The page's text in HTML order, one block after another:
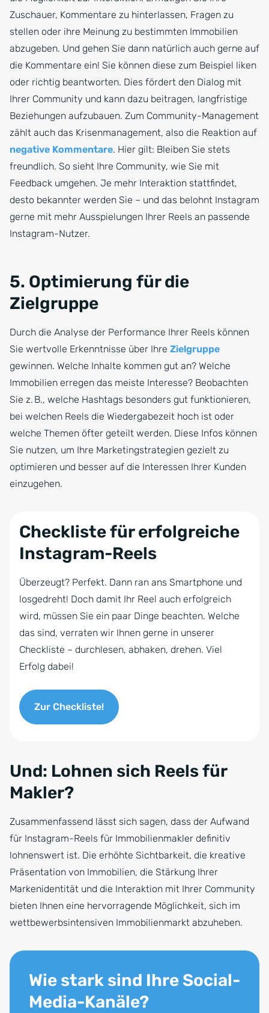
Zuschauer, Kommentare zu hinterlassen, Fragen zu
stellen oder ihre Meinung zu bestimmten Immobilien
abzugeben. Und gehen Sie dann natürlich auch gerne auf
die Kommentare ein! Sie können diese zum Beispiel liken
oder richtig beantworten. Dies fördert den Dialog mit
Ihrer Community und kann dazu beitragen, langfristige
Beziehungen aufzubauen. Zum Community-Management
zählt auch das Krisenmanagement, also die Reaktion auf
negative Kommentare. Hier gilt: Bleiben Sie stets
freundlich. So sieht Ihre Community, wie Sie mit
Feedback umgehen. Je mehr Interaktion stattfindet,
desto bekannter werden Sie – und das belohnt Instagram
gerne mit mehr Ausspielungen Ihrer Reels an passende
Instagram-Nutzer.
5. Optimierung für die
Zielgruppe
Durch die Analyse der Performance Ihrer Reels können
Sie wertvolle Erkenntnisse über Ihre Zielgruppe
gewinnen. Welche Inhalte kommen gut an? Welche
Immobilien erregen das meiste Interesse? Beobachten
Sie z. B., welche Hashtags besonders gut funktionieren,
bei welchen Reels die Wiedergabezeit hoch ist oder
welche Themen öfter geteilt werden. Diese Infos können
Sie nutzen, um Ihre Marketingstrategien gezielt zu
optimieren und besser auf die Interessen Ihrer Kunden
einzugehen.
Checkliste für erfolgreiche
Instagram-Reels
Überzeugt? Perfekt. Dann ran ans Smartphone und
losgedreht! Doch damit Ihr Reel auch erfolgreich
wird, müssen Sie ein paar Dinge beachten. Welche
das sind, verraten wir Ihnen gerne in unserer
Checkliste – durchlesen, abhaken, drehen. Viel
Erfolg dabei!
Zur Checkliste!
Und: Lohnen sich Reels für
Makler?
Zusammenfassend lässt sich sagen, dass der Aufwand
für Instagram-Reels für Immobilienmakler definitiv
lohnenswert ist. Die erhöhte Sichtbarkeit, die kreative
Präsentation von Immobilien, die Stärkung Ihrer
Markenidentität und die Interaktion mit Ihrer Community
bieten Ihnen eine hervorragende Möglichkeit, sich im
wettbewerbsintensiven Immobilienmarkt abzuheben.
Wie stark sind Ihre Social-
Media-Kanäle?